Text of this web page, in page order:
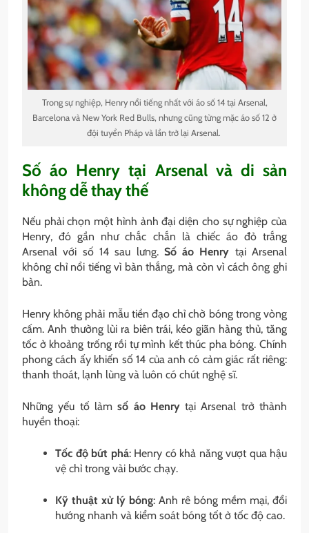
Trong sự nghiệp, Henry nổi tiếng nhất với áo số 14 tại Arsenal,
Barcelona và New York Red Bulls, nhưng cũng từng mặc áo số 12 ở
đội tuyển Pháp và lần trở lại Arsenal.
Số áo Henry tại Arsenal và di sản
không dễ thay thế
Nếu phải chọn một hình ảnh đại diện cho sự nghiệp của
Henry, đó gần như chắc chắn là chiếc áo đỏ trắng
Arsenal với số 14 sau lưng. Số áo Henry tại Arsenal
không chỉ nổi tiếng vì bàn thắng, mà còn vì cách ông ghi
bàn.
Henry không phải mẫu tiền đạo chỉ chờ bóng trong vòng
cấm. Anh thường lùi ra biên trái, kéo giãn hàng thủ, tăng
tốc ở khoảng trống rồi tự mình kết thúc pha bóng. Chính
phong cách ấy khiến số 14 của anh có cảm giác rất riêng:
thanh thoát, lạnh lùng và luôn có chút nghệ sĩ.
Những yếu tố làmsố áo Henrytại Arsenal trở thành
huyền thoại:
Tốc độ bứt phá: Henry có khả năng vượt qua hậu
vệ chỉ trong vài bước chạy.
Kỹ thuật xử lý bóng: Anh rê bóng mềm mại, đổi
hướng nhanh và kiểm soát bóng tốt ở tốc độ cao.